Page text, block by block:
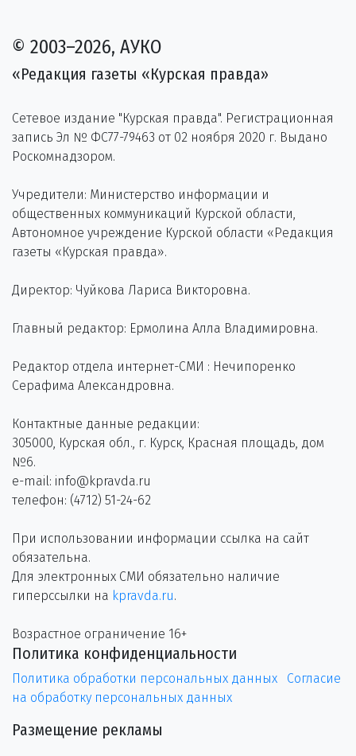
© 2003–2026, АУКО
«Редакция газеты «Курская правда»
Сетевое издание "Курская правда". Регистрационная
запись Эл № ФС77-79463 от 02 ноября 2020 г. Выдано
Роскомнадзором.
Учредители: Министерство информации и
общественных коммуникаций Курской области,
Автономное учреждение Курской области «Редакция
газеты «Курская правда».
Директор: Чуйкова Лариса Викторовна.
Главный редактор: Ермолина Алла Владимировна.
Редактор отдела интернет-СМИ : Нечипоренко
Серафима Александровна.
Контактные данные редакции:
305000, Курская обл., г. Курск, Красная площадь, дом
№6.
e-mail: info@kpravda.ru
телефон: (4712) 51-24-62
При использовании информации ссылка на сайт
обязательна.
Для электронных СМИ обязательно наличие
гиперссылки на kpravda.ru.
Возрастное ограничение 16+
Политика конфиденциальности
Политика обработки персональных данных
Согласие
на обработку персональных данных
Размещение рекламы